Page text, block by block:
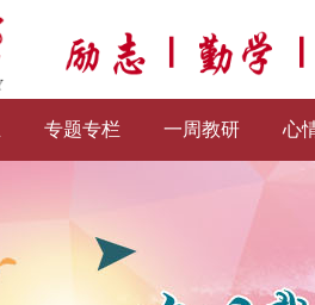
专题专栏 一周教研 心